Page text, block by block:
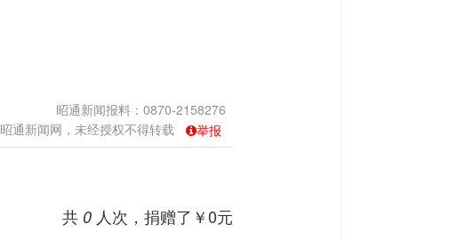
昭通新闻报料：0870-2158276
昭通新闻网，未经授权不得转载
举报
共 0人次，捐赠了￥0元